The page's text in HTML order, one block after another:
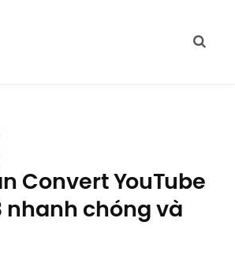
Convert YouTube
nhanh chóng và